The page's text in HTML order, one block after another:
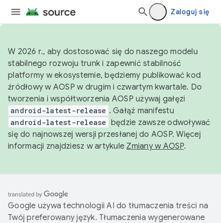
Zaloguj się
W 2026 r., aby dostosować się do naszego modelu
stabilnego rozwoju trunk i zapewnić stabilność
platformy w ekosystemie, będziemy publikować kod
źródłowy w AOSP w drugim i czwartym kwartale. Do
tworzenia i współtworzenia AOSP używaj gałęzi
android-latest-release . Gałąź manifestu
android-latest-release będzie zawsze odwoływać
się do najnowszej wersji przesłanej do AOSP. Więcej
informacji znajdziesz w artykule Zmiany w AOSP.
Google używa technologii AI do tłumaczenia treści na
Twój preferowany język. Tłumaczenia wygenerowane